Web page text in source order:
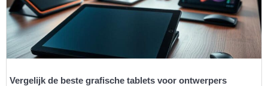
Vergelijk de beste grafische tablets voor ontwerpers